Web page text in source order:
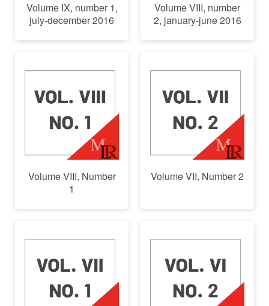
Volume IX, number 1,
july-december 2016
Volume VIII, number
2, january-june 2016
Volume VIII, Number
1
Volume VII, Number 2